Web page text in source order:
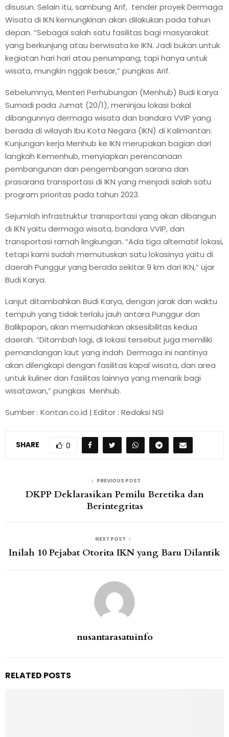
disusun. Selain itu, sambung Arif, tender proyek Dermaga
Wisata di IKN kemungkinan akan dilakukan pada tahun
depan. “Sebagai salah satu fasilitas bagi masyarakat
yang berkunjung atau berwisata ke IKN. Jadi bukan untuk
kegiatan hari hari atau penumpang, tapi hanya untuk
wisata, mungkin nggak besar,” pungkas Arif.
Sebelumnya, Menteri Perhubungan (Menhub) Budi Karya
Sumadi pada Jumat (20/1), meninjau lokasi bakal
dibangunnya dermaga wisata dan bandara VVIP yang
berada di wilayah Ibu Kota Negara (IKN) di Kalimantan.
Kunjungan kerja Menhub ke IKN merupakan bagian dari
langkah Kemenhub, menyiapkan perencanaan
pembangunan dan pengembangan sarana dan
prasarana transportasi di IKN yang menjadi salah satu
program prioritas pada tahun 2023.
Sejumlah infrastruktur transportasi yang akan dibangun
di IKN yaitu dermaga wisata, bandara VVIP, dan
transportasi ramah lingkungan. “Ada tiga alternatif lokasi,
tetapi kami sudah memutuskan satu lokasinya yaitu di
daerah Punggur yang berada sekitar 9 km dari IKN,” ujar
Budi Karya.
Lanjut ditambahkan Budi Karya, dengan jarak dan waktu
tempuh yang tidak terlalu jauh antara Punggur dan
Balikpapan, akan memudahkan aksesibilitas kedua
daerah. “Ditambah lagi, di lokasi tersebut juga memiliki
pemandangan laut yang indah. Dermaga ini nantinya
akan dilengkapi dengan fasilitas kapal wisata, dan area
untuk kuliner dan fasilitas lainnya yang menarik bagi
wisatawan,” pungkas Menhub.
Sumber : Kontan.co.id | Editor : Redaksi NSI
SHARE 0
PREVIOUS POST
DKPP Deklarasikan Pemilu Beretika dan
Berintegritas
NEXT POST
Inilah 10 Pejabat Otorita IKN yang Baru Dilantik
nusantarasatuinfo
RELATED POSTS